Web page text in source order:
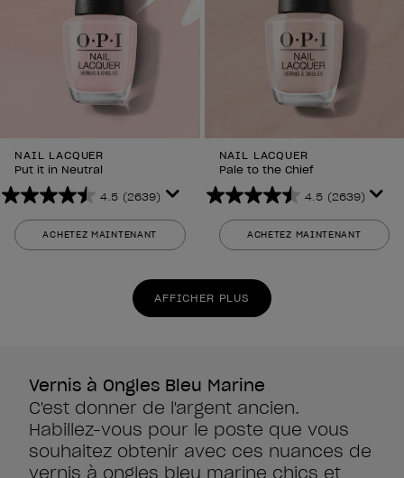
NAIL LACQUER
Put it in Neutral
4.5 (2639)
4.5
sur
5
ACHETEZ MAINTENANT
NAIL LACQUER
Pale to the Chief
4.5 (2639)
4.5
sur
5
2639
avis
ACHETEZ MAINTENANT
AFFICHER PLUS
Vernis à Ongles Bleu Marine
C'est donner de l'argent ancien.
Habillez-vous pour le poste que vous
souhaitez obtenir avec ces nuances de
vernis à ongles bleu marine chics et